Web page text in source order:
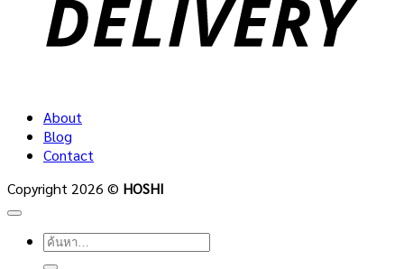
About
Blog
Contact
Copyright 2026 © HOSHI
ค้นหา: